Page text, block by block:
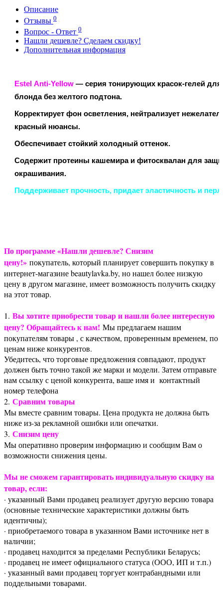
Описание
Отзывы 0
Вопрос - Ответ 0
Нашли дешевле? Сделаем скидку!
Дополнительная информация
Estel Anti-Yellow — серия тонирующих красок-гелей для
блонда без желтого подтона.
Корректирует фон осветления, нейтрализует
красный нюансы.
Обеспечивает стойкий холодный оттенок.
Содержит протеины кашемира и фитосквалан для
окрашивания.
Поддерживает прочность, придает эластичность и
По программе «Нашли дешевле? Снизим
цену!» покупатель, который планирует совершить покупку в
интернет-магазине beautylavka.by, но нашел более низкую
цену в другом магазине, имеет возможность получить скидку
на этот товар.
1. Вы хотите приобрести товар и нашли более интересную
цену? Обращайтесь к нам! Мы предлагаем нашим
покупателям товары , с качеством, проверенным временем, по
ценам ниже конкурентов.
Убедитесь, что торговые предложения совпадают, продукт
должен быть точно такой же марки и модели. Затем отправьте
нам ссылку с ценой конкурента, ваше имя и контактный
номер телефона
2. Сравним товары
Мы вместе сравним товары. Цена продукта не должна быть
ниже из-за рекламной ошибки или опечатки.
3. Снизим цену
Мы оперативно проверим информацию и сообщим Вам о
возможности снижения цены.
Мы не сможем гарантировать индивидуальную скидку на
товар, если:
· указанный Вами продавец реализует другую версию товара
(основные технические характеристики должны быть
идентичны);
· приобретаемого товара в указанном Вами источнике нет в
наличии;
· продавец находится за пределами Республики Беларусь;
· продавец не имеет официального статуса (ООО, ИП и т.п.)
· указанный вами продавец торгует контрабандными или
поддельными товарами.